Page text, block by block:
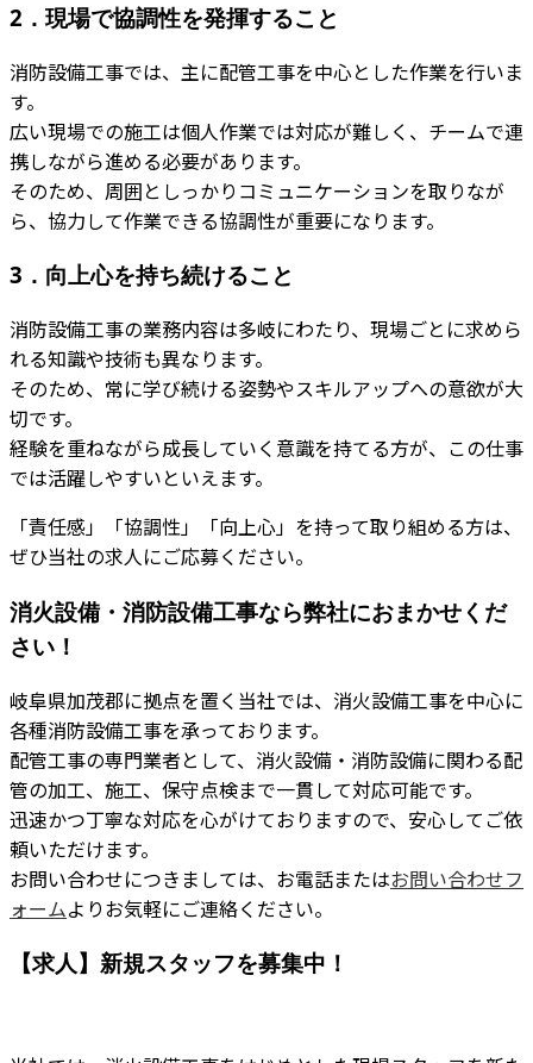
2．現場で協調性を発揮すること
消防設備工事では、主に配管工事を中心とした作業を行いま
す。
広い現場での施工は個人作業では対応が難しく、チームで連
携しながら進める必要があります。
そのため、周囲としっかりコミュニケーションを取りなが
ら、協力して作業できる協調性が重要になります。
3．向上心を持ち続けること
消防設備工事の業務内容は多岐にわたり、現場ごとに求めら
れる知識や技術も異なります。
そのため、常に学び続ける姿勢やスキルアップへの意欲が大
切です。
経験を重ねながら成長していく意識を持てる方が、この仕事
では活躍しやすいといえます。
「責任感」「協調性」「向上心」を持って取り組める方は、
ぜひ当社の求人にご応募ください。
消火設備・消防設備工事なら弊社におまかせくだ
さい！
岐阜県加茂郡に拠点を置く当社では、消火設備工事を中心に
各種消防設備工事を承っております。
配管工事の専門業者として、消火設備・消防設備に関わる配
管の加工、施工、保守点検まで一貫して対応可能です。
迅速かつ丁寧な対応を心がけておりますので、安心してご依
頼いただけます。
お問い合わせにつきましては、お電話またはお問い合わせフ
ォームよりお気軽にご連絡ください。
【求人】新規スタッフを募集中！